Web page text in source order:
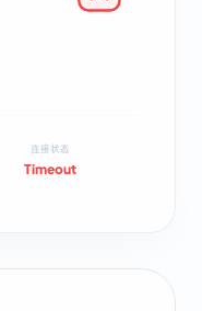
连接状态
Timeout